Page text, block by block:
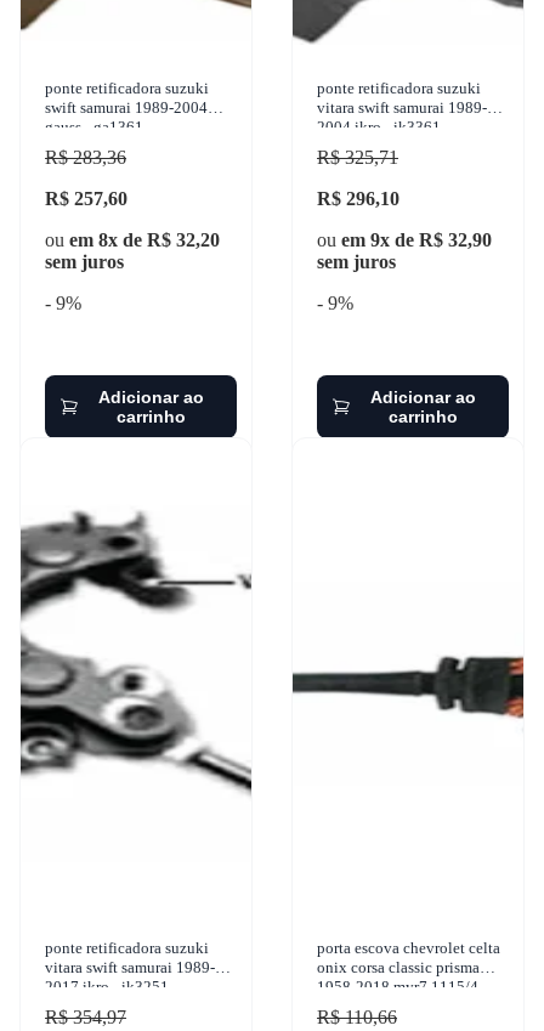
ponte retificadora suzuki
swift samurai 1989-2004
gauss - ga1361
R$ 283,36
R$ 257,60
ou em 8x de R$ 32,20
sem juros
- 9%
Adicionar ao
carrinho
ponte retificadora suzuki
vitara swift samurai 1989-
2004 ikro - ik3361
R$ 325,71
R$ 296,10
ou em 9x de R$ 32,90
sem juros
- 9%
Adicionar ao
carrinho
ponte retificadora suzuki
vitara swift samurai 1989-
2017 ikro - ik3251
R$ 354,97
porta escova chevrolet celta
onix corsa classic prisma
1958-2018 myr7.1115/4
R$ 110,66